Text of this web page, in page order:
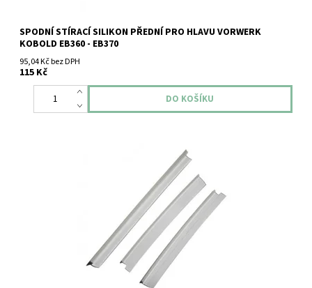
SPODNÍ STÍRACÍ SILIKON PŘEDNÍ PRO HLAVU VORWERK
KOBOLD EB360 - EB370
95,04 Kč bez DPH
115 Kč
Spodní stírací silikony 3ks pro hlavu Vorwerk Kobold EB360 -